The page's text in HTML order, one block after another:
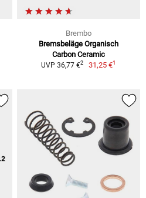
Brembo
Bremsbeläge Organisch
Carbon Ceramic
UVP 36,77 €2 31,25 €1